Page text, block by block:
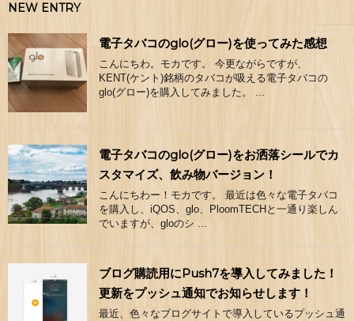
NEW ENTRY
電子タバコのglo(グロー)を使ってみた感想
こんにちわ。モカです。 今更ながらですが、
KENT(ケント)銘柄のタバコが吸える電子タバコの
glo(グロー)を購入してみました。 ...
電子タバコのglo(グロー)をお洒落シールでカ
スタマイズ、飲み物バージョン！
こんにちわー！モカです。 最近は色々な電子タバコ
を購入し、iQOS、glo、PloomTECHと一通り楽しん
でいますが、gloのシ ...
ブログ購読用にPush7を導入してみました！
更新をプッシュ通知でお知らせします！
最近、色々なブログサイトで導入しているプッシュ通